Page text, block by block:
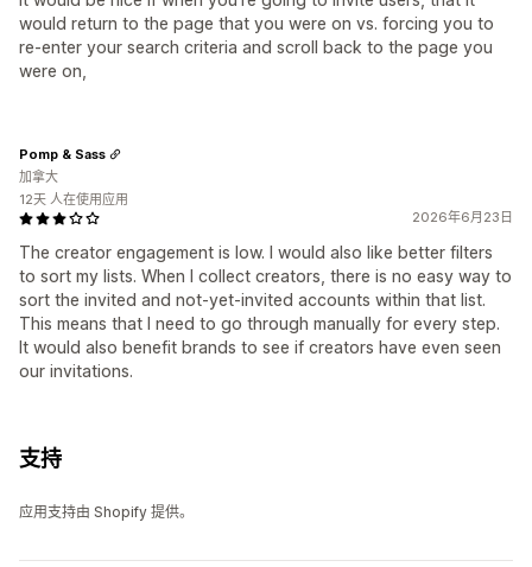
would return to the page that you were on vs. forcing you to
re-enter your search criteria and scroll back to the page you
were on,
2026年6月23日
The creator engagement is low. I would also like better filters
to sort my lists. When I collect creators, there is no easy way to
sort the invited and not-yet-invited accounts within that list.
This means that I need to go through manually for every step.
It would also benefit brands to see if creators have even seen
our invitations.
Pomp & Sass
加拿大
12天 人在使用应用
支持
应用支持由 Shopify 提供。